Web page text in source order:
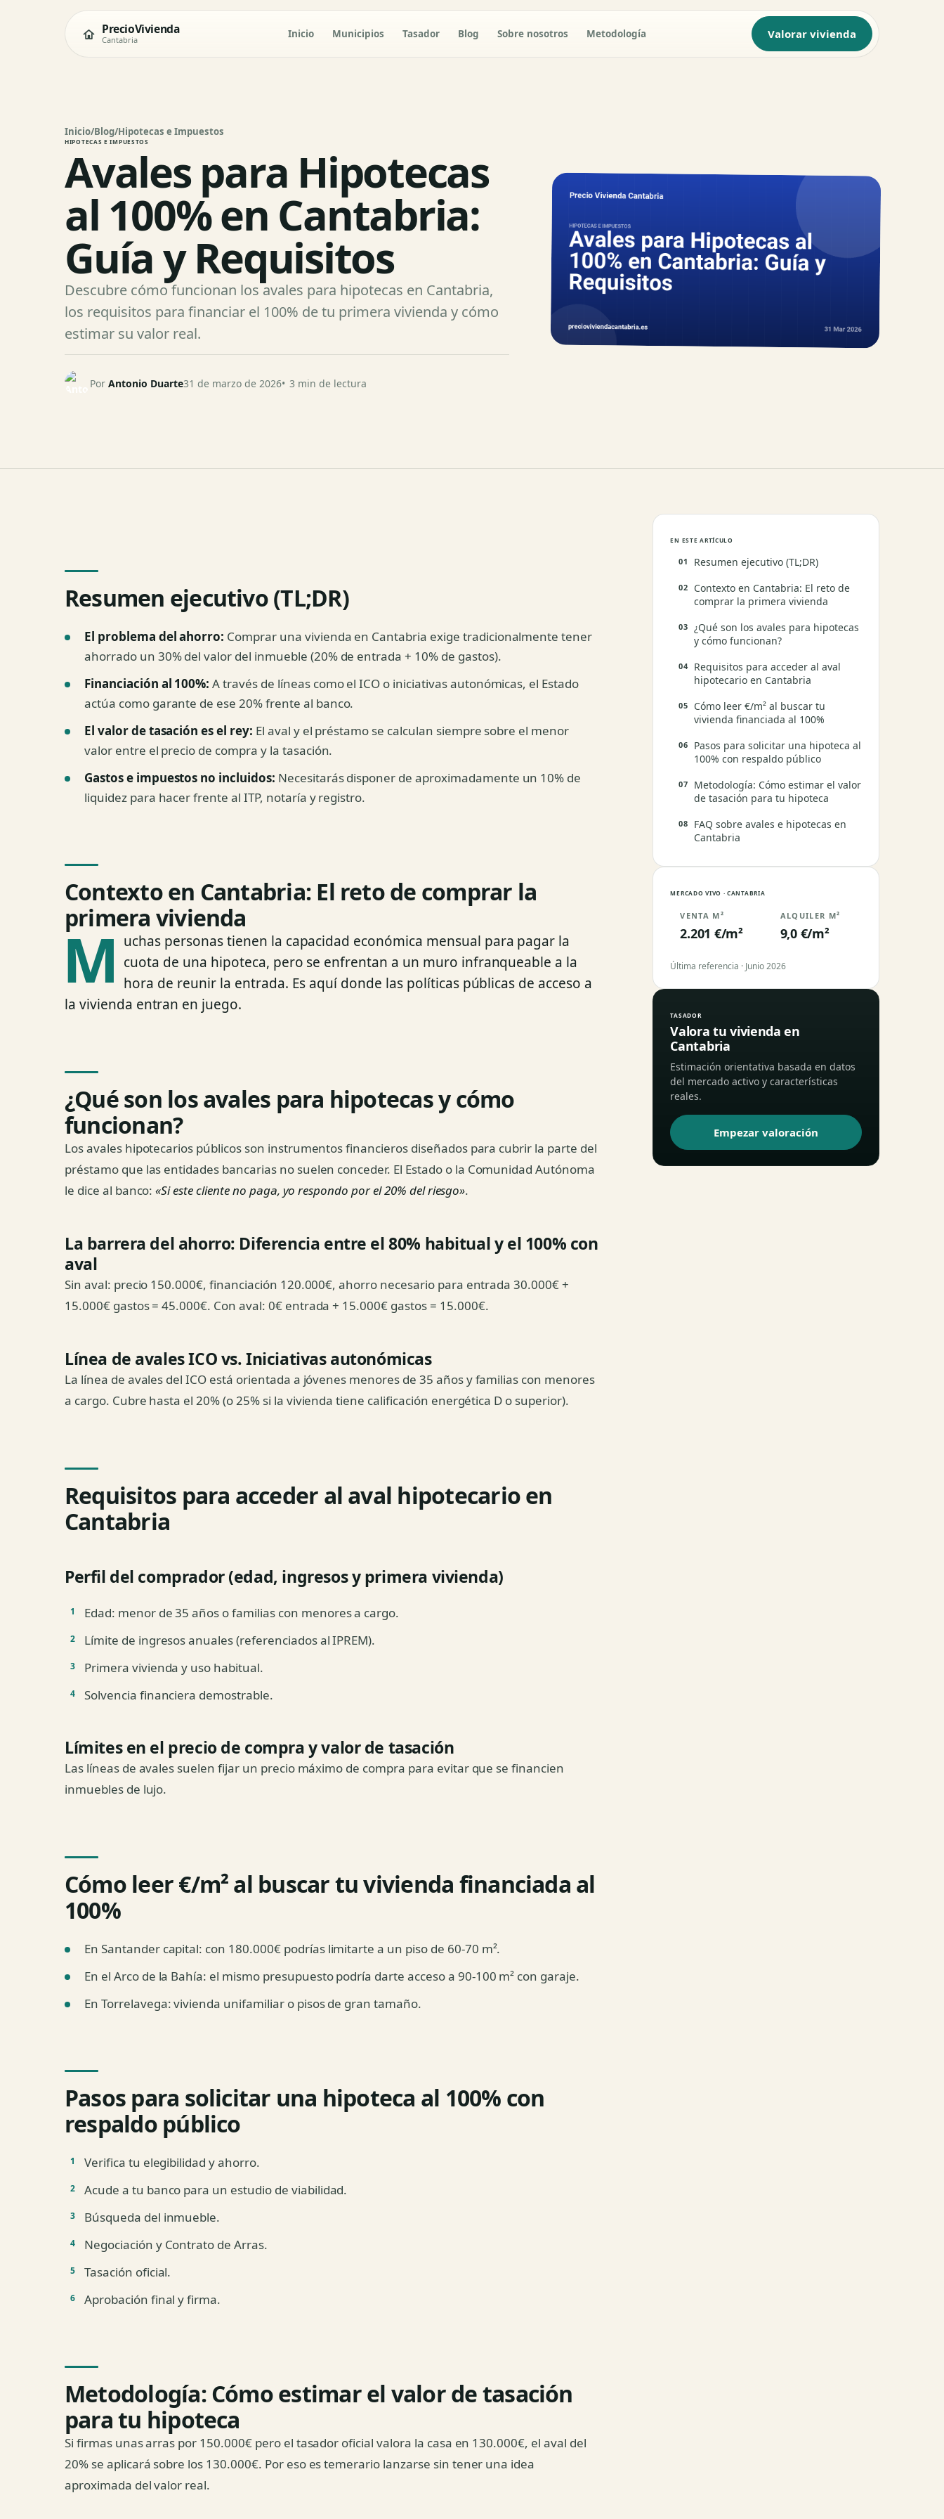
PrecioVivienda
Cantabria Inicio Municipios Tasador Blog Sobre nosotros Metodología Valorar vivienda
Inicio/Blog/Hipotecas e Impuestos
HIPOTECAS E IMPUESTOS
Avales para Hipotecas
al 100% en Cantabria:
Guía y Requisitos
Descubre cómo funcionan los avales para hipotecas en Cantabria,
los requisitos para financiar el 100% de tu primera vivienda y cómo
estimar su valor real.
Por Antonio Duarte31 de marzo de 2026 3 min de lectura
Resumen ejecutivo (TL;DR)
El problema del ahorro: Comprar una vivienda en Cantabria exige tradicionalmente tener
ahorrado un 30% del valor del inmueble (20% de entrada + 10% de gastos).
Financiación al 100%: A través de líneas como el ICO o iniciativas autonómicas, el Estado
actúa como garante de ese 20% frente al banco.
El valor de tasación es el rey: El aval y el préstamo se calculan siempre sobre el menor
valor entre el precio de compra y la tasación.
Gastos e impuestos no incluidos: Necesitarás disponer de aproximadamente un 10% de
liquidez para hacer frente al ITP, notaría y registro.
Contexto en Cantabria: El reto de comprar la
primera vivienda
M uchas personas tienen la capacidad económica mensual para pagar la
cuota de una hipoteca, pero se enfrentan a un muro infranqueable a la
hora de reunir la entrada. Es aquí donde las políticas públicas de acceso a
la vivienda entran en juego.
¿Qué son los avales para hipotecas y cómo
funcionan?
Los avales hipotecarios públicos son instrumentos financieros diseñados para cubrir la parte del
préstamo que las entidades bancarias no suelen conceder. El Estado o la Comunidad Autónoma
le dice al banco:«Si este cliente no paga, yo respondo por el 20% del riesgo».
La barrera del ahorro: Diferencia entre el 80% habitual y el 100% con
aval
Sin aval: precio 150.000€, financiación 120.000€, ahorro necesario para entrada 30.000€ +
15.000€ gastos = 45.000€. Con aval: 0€ entrada + 15.000€ gastos = 15.000€.
Línea de avales ICO vs. Iniciativas autonómicas
La línea de avales del ICO está orientada a jóvenes menores de 35 años y familias con menores
a cargo. Cubre hasta el 20% (o 25% si la vivienda tiene calificación energética D o superior).
Requisitos para acceder al aval hipotecario en
Cantabria
Perfil del comprador (edad, ingresos y primera vivienda)
Edad: menor de 35 años o familias con menores a cargo.
Límite de ingresos anuales (referenciados al IPREM).
Primera vivienda y uso habitual.
Solvencia financiera demostrable.
Límites en el precio de compra y valor de tasación
Las líneas de avales suelen fijar un precio máximo de compra para evitar que se financien
inmuebles de lujo.
Cómo leer €/m² al buscar tu vivienda financiada al
100%
En Santander capital: con 180.000€ podrías limitarte a un piso de 60-70 m².
En el Arco de la Bahía: el mismo presupuesto podría darte acceso a 90-100 m² con garaje.
En Torrelavega: vivienda unifamiliar o pisos de gran tamaño.
Pasos para solicitar una hipoteca al 100% con
respaldo público
Verifica tu elegibilidad y ahorro.
Acude a tu banco para un estudio de viabilidad.
Búsqueda del inmueble.
Negociación y Contrato de Arras.
Tasación oficial.
Aprobación final y firma.
Metodología: Cómo estimar el valor de tasación
para tu hipoteca
Si firmas unas arras por 150.000€ pero el tasador oficial valora la casa en 130.000€, el aval del
20% se aplicará sobre los 130.000€. Por eso es temerario lanzarse sin tener una idea
aproximada del valor real.
EN ESTE ARTÍCULO
Resumen ejecutivo (TL;DR)
Contexto en Cantabria: El reto de
comprar la primera vivienda
¿Qué son los avales para hipotecas
y cómo funcionan?
Requisitos para acceder al aval
hipotecario en Cantabria
Cómo leer €/m² al buscar tu
vivienda financiada al 100%
Pasos para solicitar una hipoteca al
100% con respaldo público
Metodología: Cómo estimar el valor
de tasación para tu hipoteca
FAQ sobre avales e hipotecas en
Cantabria
MERCADO VIVO · CANTABRIA
VENTA M²
2.201 €/m²
ALQUILER M²
9,0 €/m²
Última referencia · Junio 2026
TASADOR
Valora tu vivienda en
Cantabria
Estimación orientativa basada en datos
del mercado activo y características
reales.
Empezar valoración